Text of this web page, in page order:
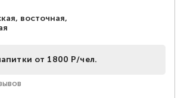
восточная,
от 1800 Р/чел.